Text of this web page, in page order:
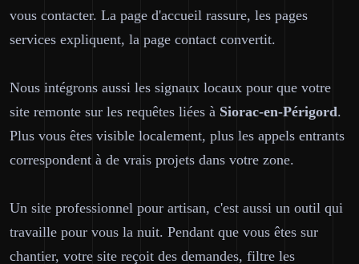
vous contacter. La page d'accueil rassure, les pages
services expliquent, la page contact convertit.
Nous intégrons aussi les signaux locaux pour que votre
site remonte sur les requêtes liées à Siorac-en-Périgord.
Plus vous êtes visible localement, plus les appels entrants
correspondent à de vrais projets dans votre zone.
Un site professionnel pour artisan, c'est aussi un outil qui
travaille pour vous la nuit. Pendant que vous êtes sur
chantier, votre site reçoit des demandes, filtre les